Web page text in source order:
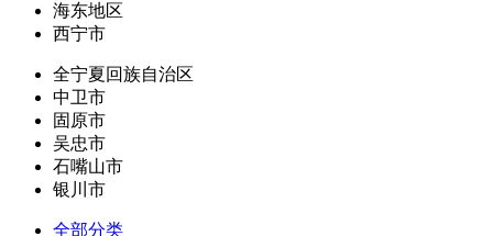
海东地区
西宁市
全宁夏回族自治区
中卫市
固原市
吴忠市
石嘴山市
银川市
全部分类